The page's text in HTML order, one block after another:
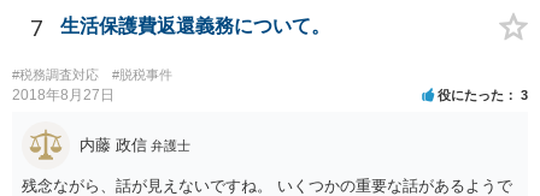
7 生活保護費返還義務について。
#税務調査対応 #脱税事件
2018年8月27日 役にたった 3
内藤 政信 弁護士
残念ながら、話が見えないですね。 いくつかの重要な話があるようで